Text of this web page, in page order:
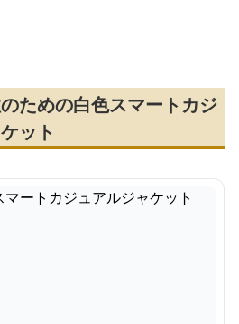
ための白色スマートカジ
ット